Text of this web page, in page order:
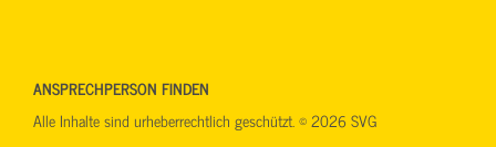
ANSPRECHPERSON FINDEN
Alle Inhalte sind urheberrechtlich geschützt. © 2026 SVG